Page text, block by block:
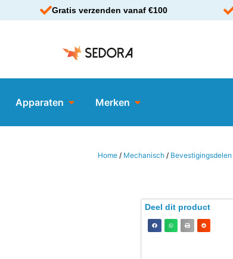
Gratis verzenden vanaf €100
Apparaten Merken
Home / Mechanisch / Bevestigingsdelen
Deel dit product